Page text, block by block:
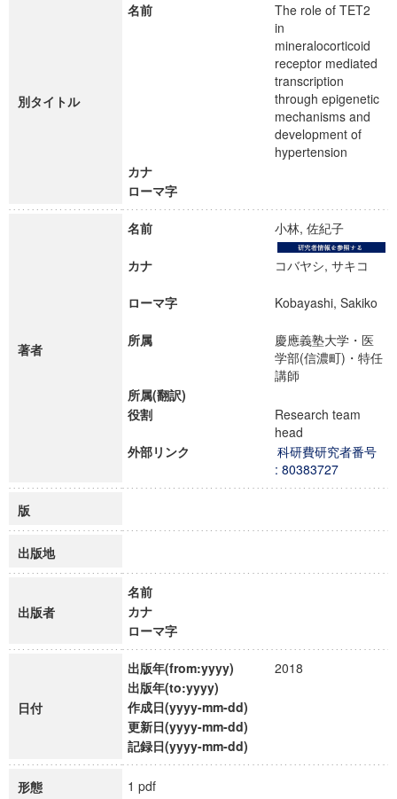
別タイトル
名前
The role of TET2
in
mineralocorticoid
receptor mediated
transcription
through epigenetic
mechanisms and
development of
hypertension
カナ
ローマ字
著者
名前 小林, 佐紀子
カナ コバヤシ, サキコ
ローマ字 Kobayashi, Sakiko
所属
慶應義塾大学・医
学部(信濃町)・特任
講師
所属(翻訳)
役割
Research team
head
外部リンク
科研費研究者番号
: 80383727
版
出版地
出版者
名前
カナ
ローマ字
日付
出版年(from:yyyy)
2018
出版年(to:yyyy)
作成日(yyyy-mm-dd)
更新日(yyyy-mm-dd)
記録日(yyyy-mm-dd)
形態 1 pdf